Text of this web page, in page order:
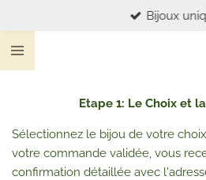
au
contenu
principal
Bijoux
Etape 1: Le Choix et
Sélectionnez le bijou de votre
votre commande validée, vous
confirmation détaillée avec